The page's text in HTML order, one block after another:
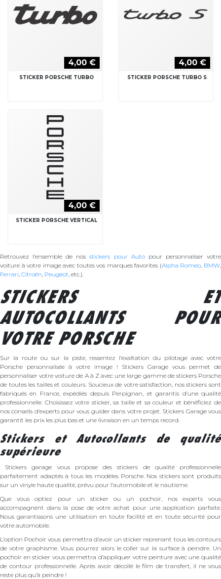
4,00 €
STICKER PORSCHE TURBO
4,00 €
STICKER PORSCHE TURBO S
4,00 €
STICKER PORSCHE VERTICAL
Retrouvez l’ensemble de nosstickers pour Autopour personnaliser votre
voiture à votre image avec toutes vos marques favorites (Alpha Romeo BMW
Ferrari Citroën Peugeot , etc.).
STICKERS ET
AUTOCOLLANTS POUR
VOTRE PORSCHE
Sur la route ou sur la piste, ressentez l’exaltation du pilotage avec votre
Porsche personnalisée à votre image ! Stickers Garage vous permet de
personnaliser votre voiture de A à Z avec une large gamme de stickers Porsche
de toutes les tailles et couleurs. Soucieux de votre satisfaction, nos stickers sont
fabriqués en France, expédiés depuis Perpignan, et garantis d’une qualité
professionnelle. Choisissez votre sticker, sa taille et sa couleur et bénéficiez de
nos conseils d’experts pour vous guider dans votre projet. Stickers Garage vous
garantit les prix les plus bas et une livraison en un temps record.
Stickers et Autocollants de qualité
supérieure
Stickers garage vous propose des stickers de qualité professionnelle
parfaitement adaptés à tous les modèles Porsche. Nos stickers sont produits
sur un vinyle haute qualité, prévu pour l’automobile et le nautisme.
Que vous optiez pour un sticker ou un pochoir, nos experts vous
accompagnent dans la pose de votre achat pour une application parfaite.
Nous garantissons une utilisation en toute facilité et en toute sécurité pour
votre automobile.
L’option Pochoir vous permettra d’avoir un sticker reprenant tous les contours
de votre graphisme. Vous pourrez alors le coller sur la surface à peindre. Un
pochoir en sticker vous permettra d’appliquer votre peinture avec une qualité
de contour professionnelle. Après avoir décollé le film de transfert, il ne vous
reste plus qu’à peindre !